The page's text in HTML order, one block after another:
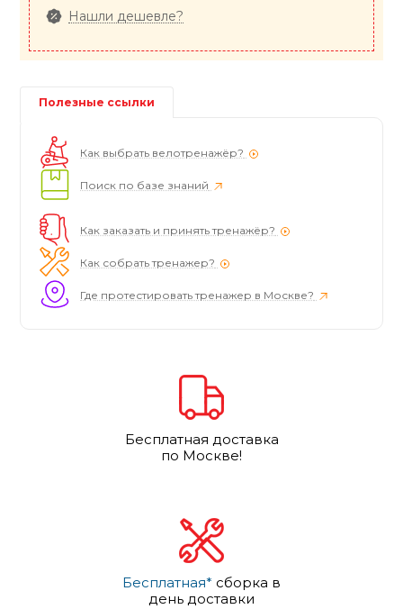
Нашли дешевле?
Полезные ссылки
Как выбрать велотренажёр?
Поиск по базе знаний
Как заказать и принять тренажёр?
Как собрать тренажер?
Где протестировать тренажер в Москве?
Бесплатная доставка
по Москве!
Бесплатная* сборка в
день доставки